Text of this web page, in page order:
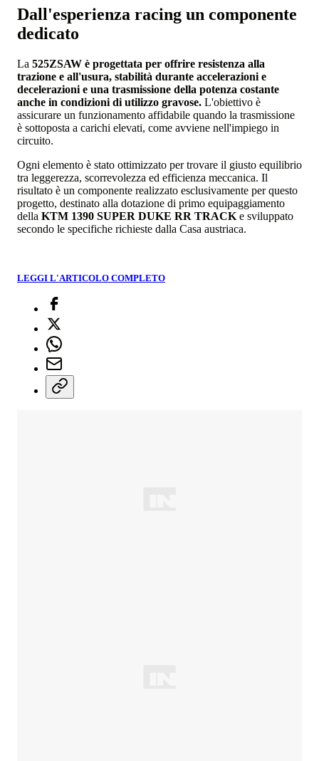
Dall'esperienza racing un componente
dedicato
La 525ZSAW è progettata per offrire resistenza alla
trazione e all'usura, stabilità durante accelerazioni e
decelerazioni e una trasmissione della potenza costante
anche in condizioni di utilizzo gravose. L'obiettivo è
assicurare un funzionamento affidabile quando la trasmissione
è sottoposta a carichi elevati, come avviene nell'impiego in
circuito.
Ogni elemento è stato ottimizzato per trovare il giusto equilibrio
tra leggerezza, scorrevolezza ed efficienza meccanica. Il
risultato è un componente realizzato esclusivamente per questo
progetto, destinato alla dotazione di primo equipaggiamento
della KTM 1390 SUPER DUKE RR TRACK e sviluppato
secondo le specifiche richieste dalla Casa austriaca.
LEGGI L'ARTICOLO COMPLETO